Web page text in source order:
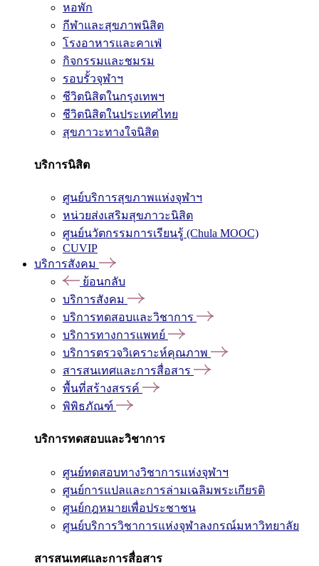
หอพัก
กีฬาและสุขภาพนิสิต
โรงอาหารและคาเฟ่
กิจกรรมและชมรม
รอบรั้วจุฬาฯ
ชีวิตนิสิตในกรุงเทพฯ
ชีวิตนิสิตในประเทศไทย
สุขภาวะทางใจนิสิต
บริการนิสิต
ศูนย์บริการสุขภาพแห่งจุฬาฯ
หน่วยส่งเสริมสุขภาวะนิสิต
ศูนย์นวัตกรรมการเรียนรู้ (Chula MOOC)
CUVIP
บริการสังคม
ย้อนกลับ
บริการสังคม
บริการทดสอบและวิชาการ
บริการทางการแพทย์
บริการตรวจวิเคราะห์คุณภาพ
สารสนเทศและการสื่อสาร
พื้นที่สร้างสรรค์
พิพิธภัณฑ์
บริการทดสอบและวิชาการ
ศูนย์ทดสอบทางวิชาการแห่งจุฬาฯ
ศูนย์การแปลและการล่ามเฉลิมพระเกียรติ
ศูนย์กฎหมายเพื่อประชาชน
ศูนย์บริการวิชาการแห่งจุฬาลงกรณ์มหาวิทยาลัย
สารสนเทศและการสื่อสาร